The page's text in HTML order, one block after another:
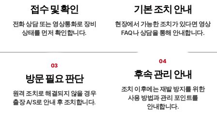
접수 및 확인
전화 상담 또는 영상통화로 장비
상태를 먼저 확인합니다.
기본 조치 안내
현장에서 가능한 조치가 있다면 영상
FAQ나 상담을 통해 안내합니다.
03
방문 필요 판단
원격 조치로 해결되지 않을 경우
출장 A/S로 안내 후 조치합니다.
04
후속 관리 안내
조치 이후에는 재발 방지를 위한
사용 방법과 관리 포인트를
안내합니다.